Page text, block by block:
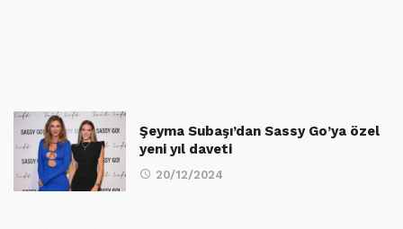
Şeyma Subaşı’dan Sassy Go’ya özel
yeni yıl daveti
20/12/2024